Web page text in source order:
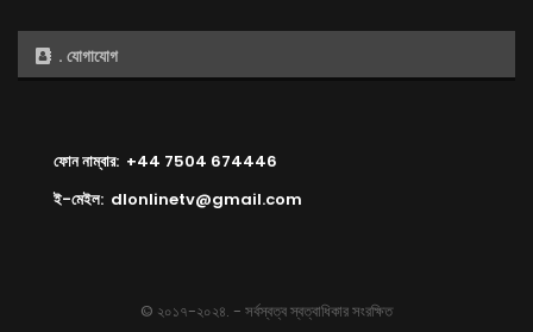
. যোগাযোগ
ফোন নাম্বার: +44 7504 674446
ই-মেইল: dlonlinetv@gmail.com
© ২০১৭-২০২৪. - সর্বস্বত্ব স্বত্বাধিকার সংরক্ষিত